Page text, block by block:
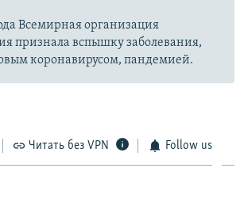
Всемирная организация
признала вспышку заболевания,
коронавирусом, пандемией.
Читать без VPN Follow us